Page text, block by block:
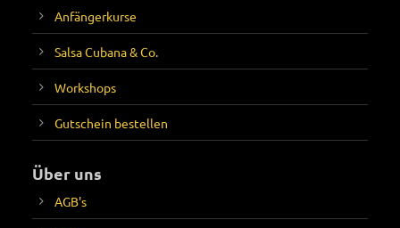
Anfängerkurse
Salsa Cubana & Co.
Workshops
Gutschein bestellen
Über uns
AGB's